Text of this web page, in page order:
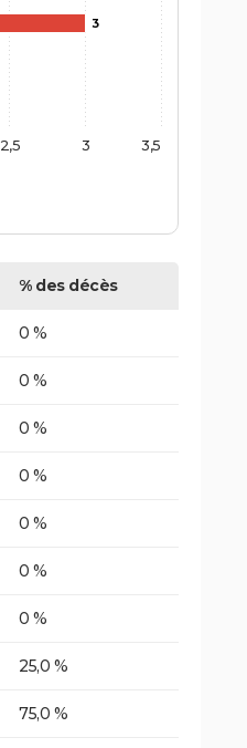
3
2,5 3 3,5
% des décès
0 %
0 %
0 %
0 %
0 %
0 %
0 %
25,0 %
75,0 %